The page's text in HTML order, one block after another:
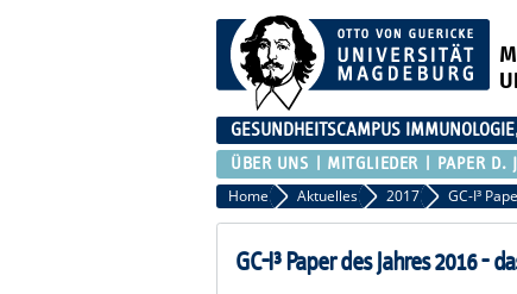
GESUNDHEITSCAMPUS
ÜBER UNS MITGLIEDER PAPER D.
Home Aktuelles 2017
GC-I³ Paper des Jahres 2016 -